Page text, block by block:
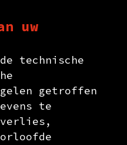
uw
technische
getroffen
te
verlies,